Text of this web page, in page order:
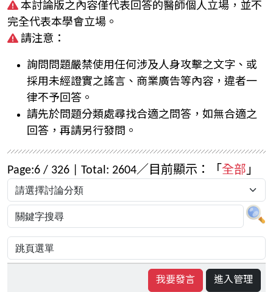
本討論版之內容僅代表回答的醫師個人立場，並不
完全代表本學會立場。
請注意：
詢問問題嚴禁使用任何涉及人身攻擊之文字、或
採用未經證實之謠言、商業廣告等內容，違者一
律不予回答。
請先於問題分類處尋找合適之問答，如無合適之
回答，再請另行發問。
Page:6 / 326 | Total: 2604／目前顯示：「 全部」
我要發言 進入管理